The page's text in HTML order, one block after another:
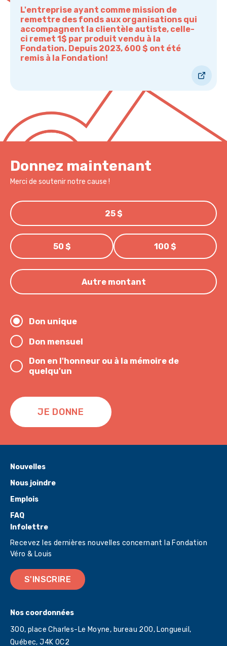
L'entreprise ayant comme mission de
remettre des fonds aux organisations qui
accompagnent la clientèle autiste, celle-
ci remet 1$ par produit vendu à la
Fondation. Depuis 2023, 600 $ ont été
remis à la Fondation!
Donnez maintenant
Merci de soutenir notre cause !
25 $
50 $ 100 $
Autre montant
Don unique
Don mensuel
Don en l'honneur ou à la mémoire de
quelqu'un
JE DONNE
Infolettre
Recevez les dernières nouvelles concernant la Fondation
Véro & Louis
S'INSCRIRE
Nos coordonnées
300, place Charles-Le Moyne, bureau 200, Longueuil,
Québec,J4K 0C2
Nouvelles
Nous joindre
Emplois
FAQ